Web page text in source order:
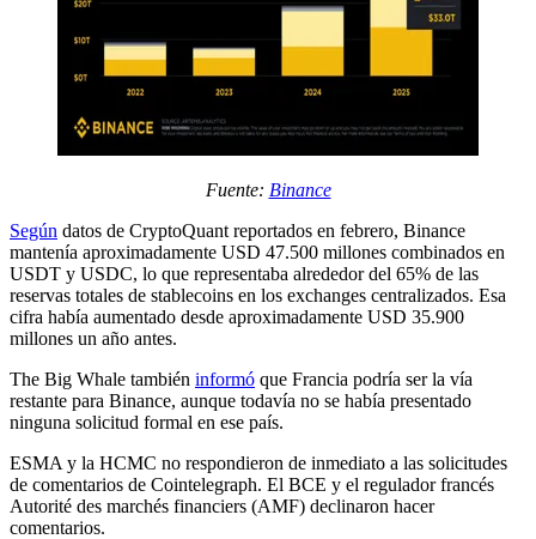
Fuente: Binance
Según datos de CryptoQuant reportados en febrero, Binance
mantenía aproximadamente USD 47.500 millones combinados en
USDT y USDC, lo que representaba alrededor del 65% de las
reservas totales de stablecoins en los exchanges centralizados. Esa
cifra había aumentado desde aproximadamente USD 35.900
millones un año antes.
The Big Whale también informó que Francia podría ser la vía
restante para Binance, aunque todavía no se había presentado
ninguna solicitud formal en ese país.
ESMA y la HCMC no respondieron de inmediato a las solicitudes
de comentarios de Cointelegraph. El BCE y el regulador francés
Autorité des marchés financiers (AMF) declinaron hacer
comentarios.